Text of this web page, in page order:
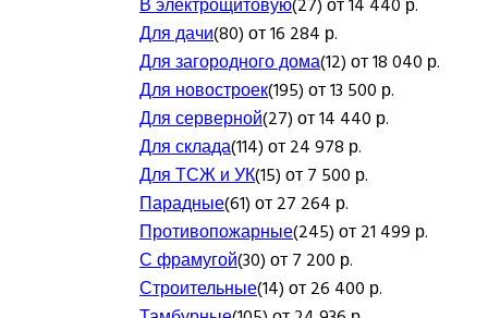
Для дачи(80) от 16 284 р.
Для загородного дома(12) от 18 040 р.
Для новостроек(195) от 13 500 р.
Для серверной(27) от 14 440 р.
Для склада(114) от 24 978 р.
Для ТСЖ и УК(15) от 7 500 р.
Парадные(61) от 27 264 р.
Противопожарные(245) от 21 499 р.
С фрамугой(30) от 7 200 р.
Строительные(14) от 26 400 р.